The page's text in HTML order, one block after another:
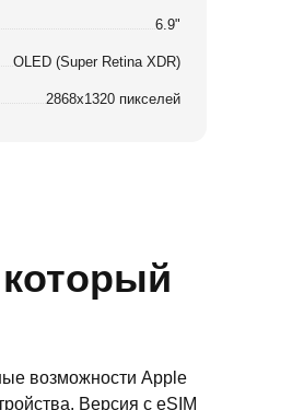
6.9"
OLED (Super Retina XDR)
2868x1320 пикселей
возможности Apple
Версия с eSIM